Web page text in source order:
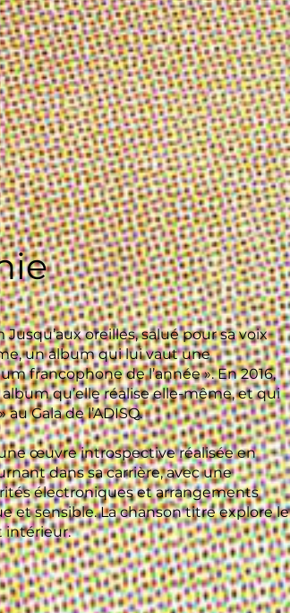
oreilles, salué pour sa voix
un album qui lui vaut une
francophone de l’année ». En 2016,
qu’elle réalise elle-même, et qui
Gala de l’ADISQ.
œuvre introspective réalisée en
dans sa carrière, avec une
électroniques et arrangements
et sensible. La chanson titre explore le
intérieur.